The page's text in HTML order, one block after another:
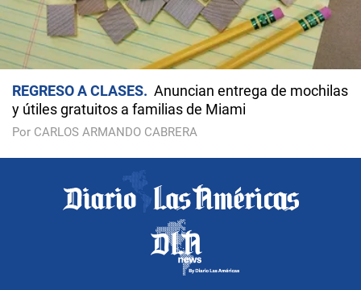
REGRESO A CLASES
Anuncian entrega de mochilas
y útiles gratuitos a familias de Miami
Por CARLOS ARMANDO CABRERA